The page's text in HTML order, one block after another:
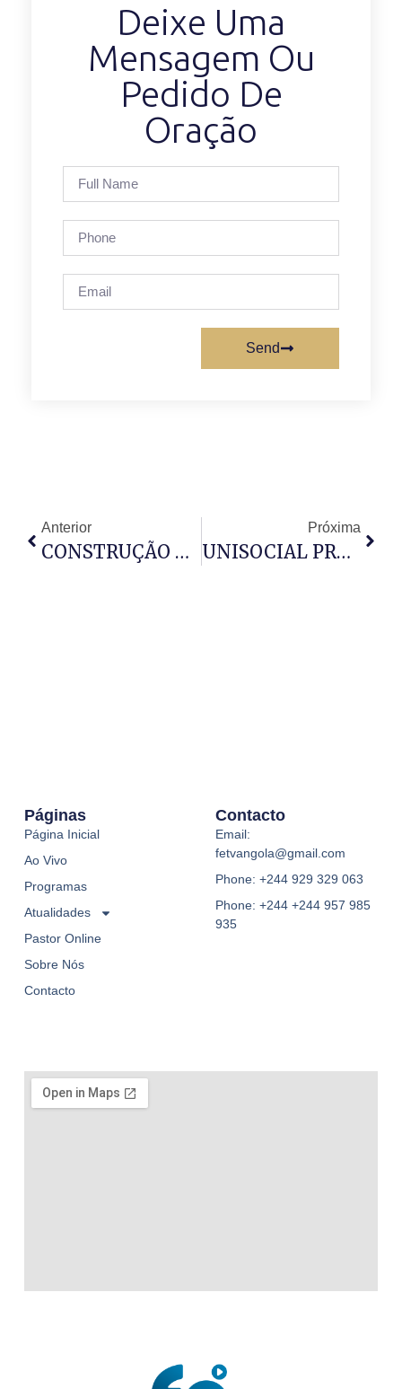
Deixe Uma
Mensagem Ou
Pedido De
Oração
Send
Anterior
CONSTRUÇÃO DA CATEDRAL DA IRDA NO SEQUELE
Próxima
UNISOCIAL PROMOVE CAMPANHA DE DOAÇÃO DE SANGUE
Páginas
Página Inicial
Ao Vivo
Programas
Atualidades
Pastor Online
Sobre Nós
Contacto
Contacto
Email:
fetvangola@gmail.com
Phone: +244 929 329 063
Phone: +244 +244 957 985
935